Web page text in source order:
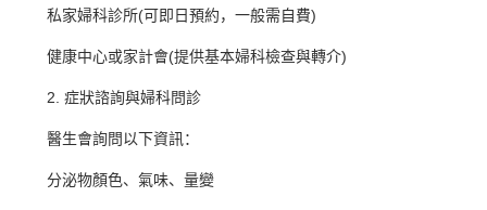
私家婦科診所(可即日預約，一般需自費)
健康中心或家計會(提供基本婦科檢查與轉介)
2. 症狀諮詢與婦科問診
醫生會詢問以下資訊：
分泌物顏色、氣味、量變